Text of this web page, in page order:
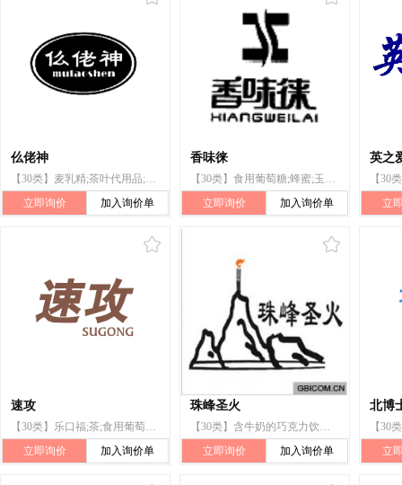
仫佬神
【30类】麦乳精;茶叶代用品;食用葡萄糖;年糕;豆浆;加果汁的碎冰(冰块);食盐;调味品;辣椒粉;曲种
立即询价
加入询价单
香味徕
【30类】食用葡萄糖;蜂蜜;玉米片;地瓜粉;食盐;酱油;调味品;味精;食用碱;香草(香味调料)
立即询价
加入询价单
英之
立
速攻
【30类】乐口福;茶;食用葡萄糖;果胶(软糖);非医用营养胶囊;人食用的去壳谷物;方便面;米果;豆浆;魔芋粉
立即询价
加入询价单
珠峰圣火
【30类】含牛奶的巧克力饮料;食用葡萄糖;糖果;果冻(糖果);米果;蛋糕;豆粉;酱油;巧克力;牛奶硬块糖(糖果)
立即询价
加入询价单
北博
立